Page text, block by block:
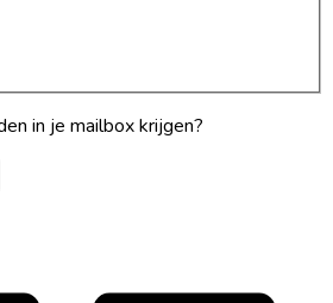
in je mailbox krijgen?